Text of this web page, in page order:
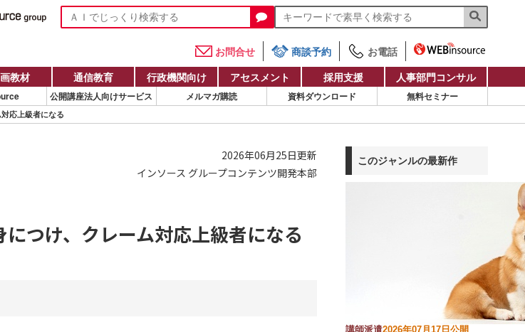
お問合せ 商談予約
お電話
教材 通信教育 行政機関向け アセスメント 採用支援 人事部門コンサル
公開講座法人向けサービス メルマガ購読 資料ダウンロード 無料セミナー
応上級者になる
2026年06月25日更新
インソース グループコンテンツ開発本部
つけ、クレーム対応上級者になる
このジャンルの最新作
講師派遣2026年07月17日公開